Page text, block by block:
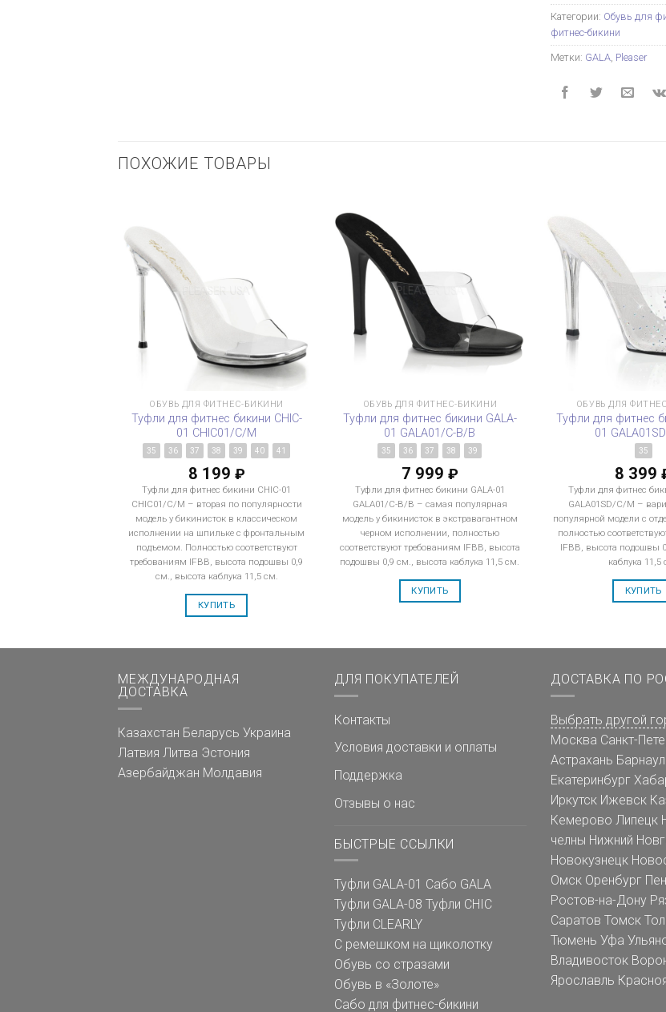
Категории: Обувь для
фитнес-бикини
Метки: GALA Pleaser
ПОХОЖИЕ ТОВАРЫ
ОБУВЬ ДЛЯ ФИТНЕС-БИКИНИ
Туфли для фитнес бикини CHIC-
01 CHIC01/C/M
35 36 37 38 39 40 41
8 199 ₽
Туфли для фитнес бикини CHIC-01
CHIC01/C/M – вторая по популярности
модель у бикинисток в классическом
исполнении на шпильке с фронтальным
подъемом. Полностью соответствуют
требованиям IFBB, высота подошвы 0,9
см., высота каблука 11,5 см.
КУПИТЬ
ОБУВЬ ДЛЯ ФИТНЕС-БИКИНИ
Туфли для фитнес бикини GALA-
01 GALA01/C-B/B
35 36 37 38 39
7 999 ₽
Туфли для фитнес бикини GALA-01
GALA01/C-B/B – самая популярная
модель у бикинисток в экстравагантном
черном исполнении, полностью
соответствуют требованиям IFBB, высота
подошвы 0,9 см., высота каблука 11,5 см.
КУПИТЬ
ОБУВЬ ДЛЯ
Туфли для фитнес
01
35
8 399
Туфли для фитнес
GALA01SD/C/M –
популярной модели с
полностью
IFBB, высота подошвы
каблука 11,5
КУПИТЬ
МЕЖДУНАРОДНАЯ
ДОСТАВКА
Казахстан Беларусь Украина
Латвия Литва Эстония
Азербайджан Молдавия
ДЛЯ ПОКУПАТЕЛЕЙ
Контакты
Условия доставки и оплаты
Поддержка
Отзывы о нас
БЫСТРЫЕ ССЫЛКИ
Туфли GALA-01 Сабо GALA
Туфли GALA-08 Туфли CHIC
Туфли CLEARLY
С ремешком на щиколотку
Обувь со стразами
Обувь в «Золоте»
Сабо для фитнес-бикини
ДОСТАВКА ПО
Выбрать другой
Москва Санкт-
Астрахань Барнаул
Екатеринбург
Иркутск Ижевск
Кемерово Липецк
челны Нижний
Новокузнецк
Омск Оренбург
Ростов-на-Дону
Саратов Томск
Тюмень Уфа
Владивосток
Ярославль